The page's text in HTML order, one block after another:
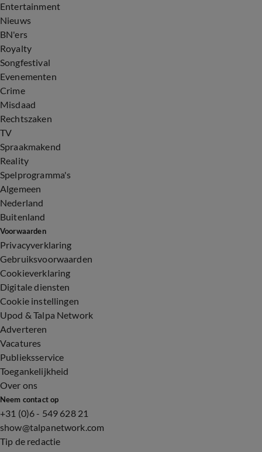
Entertainment
Nieuws
BN'ers
Royalty
Songfestival
Evenementen
Crime
Misdaad
Rechtszaken
TV
Spraakmakend
Reality
Spelprogramma's
Algemeen
Nederland
Buitenland
Voorwaarden
Privacyverklaring
Gebruiksvoorwaarden
Cookieverklaring
Digitale diensten
Cookie instellingen
Upod & Talpa Network
Adverteren
Vacatures
Publieksservice
Toegankelijkheid
Over ons
Neem contact op
+31 (0)6 - 549 628 21
show@talpanetwork.com
Tip de redactie